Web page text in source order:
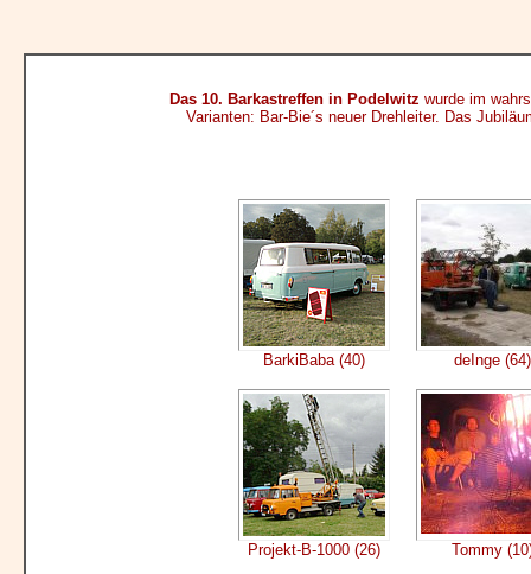
Das 10. Barkastreffen in Podelwitz wurde im
Varianten: Bar-Bie´s neuer Drehleiter. Das
BarkiBaba (40) deInge (64)
Projekt-B-1000 (26) Tommy